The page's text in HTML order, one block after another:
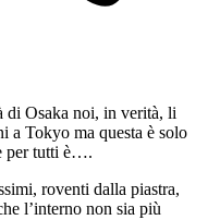
di Osaka noi, in verità, li
a Tokyo ma questa è solo
per tutti è….
roventi dalla piastra,
l’interno non sia più